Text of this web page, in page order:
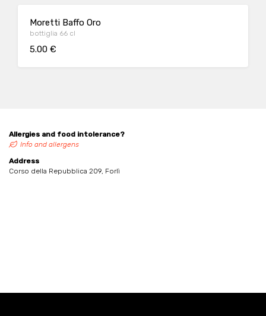
Moretti Baffo Oro
bottiglia 66 cl
5.00 €
Allergies and food intolerance?
Info and allergens
Address
Corso della Repubblica 209, Forlì